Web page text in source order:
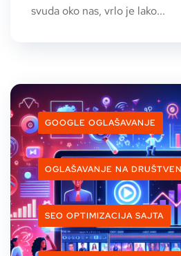
svuda oko nas, vrlo je lako...
GOOGLE OGLAŠAVANJE
OGLAŠAVANJE NA
SEO OPTIMIZACIJA SAJTA